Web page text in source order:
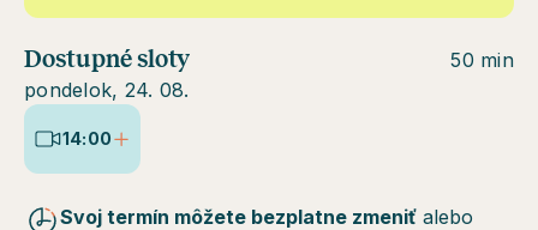
Dostupné sloty
pondelok, 24. 08.
50 min
14:00
Svoj termín môžete bezplatne zmeniť alebo